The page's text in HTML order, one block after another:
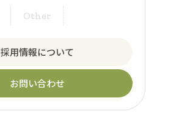
Other
採用情報について
お問い合わせ